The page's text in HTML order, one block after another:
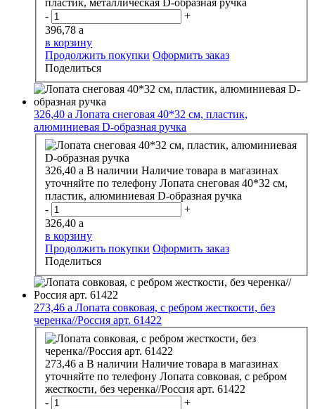
пластик, металлическая D-образная ручка
-
+
396,78 a
в корзину
Продолжить покупки Оформить заказ
Поделиться
326,40 a Лопата снеговая 40*32 см, пластик,
алюминиевая D-образная ручка
326,40 a В наличии Наличие товара в магазинах
уточняйте по телефону Лопата снеговая 40*32 см,
пластик, алюминиевая D-образная ручка
-
+
326,40 a
в корзину
Продолжить покупки Оформить заказ
Поделиться
273,46 a Лопата совковая, с ребром жесткости, без
черенка//Россия арт. 61422
273,46 a В наличии Наличие товара в магазинах
уточняйте по телефону Лопата совковая, с ребром
жесткости, без черенка//Россия арт. 61422
-
+